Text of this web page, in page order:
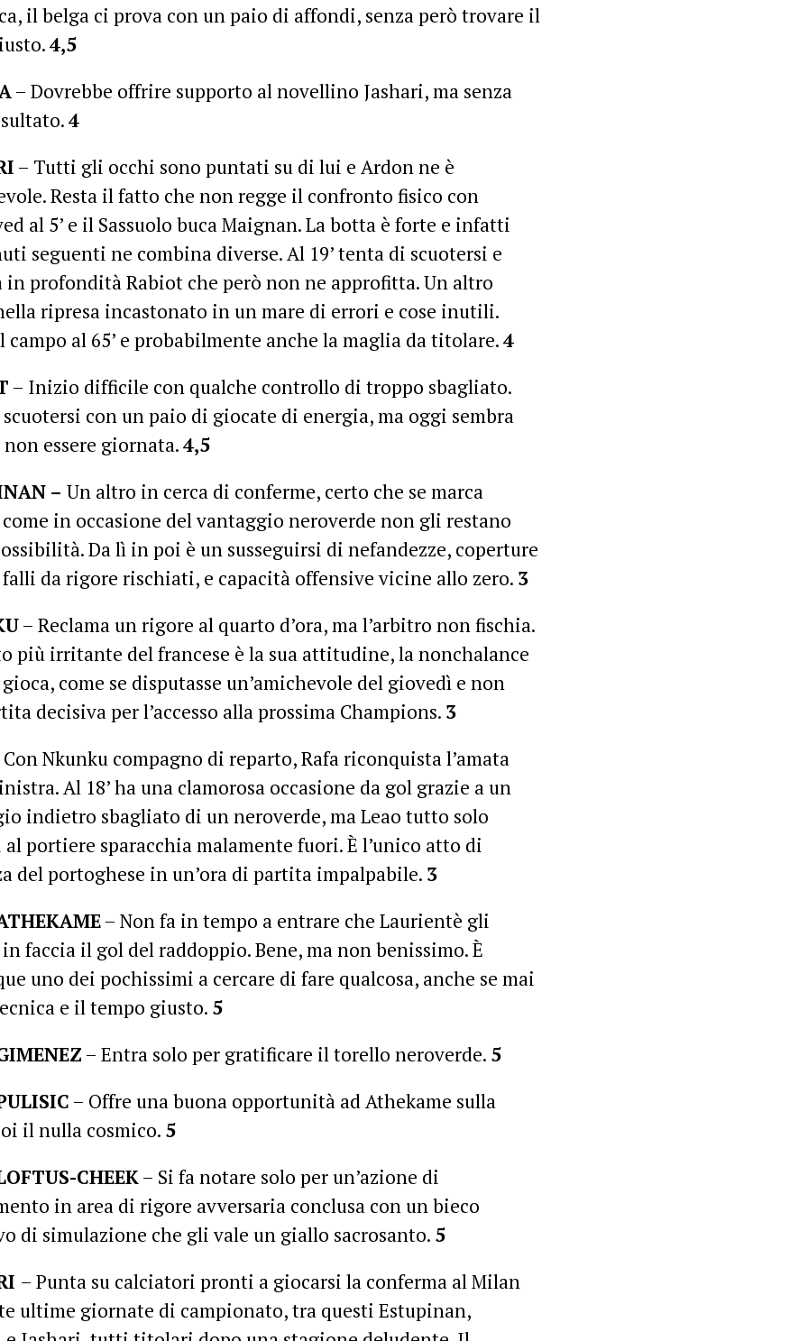
il belga ci prova con un paio di affondi, senza però trovare il
4,5
– Dovrebbe offrire supporto al novellino Jashari, ma senza
4
– Tutti gli occhi sono puntati su di lui e Ardon ne è
Resta il fatto che non regge il confronto fisico con
al 5’ e il Sassuolo buca Maignan. La botta è forte e infatti
seguenti ne combina diverse. Al 19’ tenta di scuotersi e
in profondità Rabiot che però non ne approfitta. Un altro
ripresa incastonato in un mare di errori e cose inutili.
campo al 65’ e probabilmente anche la maglia da titolare.4
– Inizio difficile con qualche controllo di troppo sbagliato.
scuotersi con un paio di giocate di energia, ma oggi sembra
essere giornata.4,5
– Un altro in cerca di conferme, certo che se marca
in occasione del vantaggio neroverde non gli restano
Da lì in poi è un susseguirsi di nefandezze, coperture
da rigore rischiati, e capacità offensive vicine allo zero. 3
– Reclama un rigore al quarto d’ora, ma l’arbitro non fischia.
più irritante del francese è la sua attitudine, la nonchalance
come se disputasse un’amichevole del giovedì e non
decisiva per l’accesso alla prossima Champions. 3
Nkunku compagno di reparto, Rafa riconquista l’amata
Al 18’ ha una clamorosa occasione da gol grazie a un
indietro sbagliato di un neroverde, ma Leao tutto solo
portiere sparacchia malamente fuori. È l’unico atto di
del portoghese in un’ora di partita impalpabile. 3
– Non fa in tempo a entrare che Laurientè gli
faccia il gol del raddoppio. Bene, ma non benissimo. È
uno dei pochissimi a cercare di fare qualcosa, anche se mai
e il tempo giusto. 5
– Entra solo per gratificare il torello neroverde. 5
– Offre una buona opportunità ad Athekame sulla
il nulla cosmico. 5
CHEEK– Si fa notare solo per un’azione di
in area di rigore avversaria conclusa con un bieco
di simulazione che gli vale un giallo sacrosanto. 5
– Punta su calciatori pronti a giocarsi la conferma al Milan
ultime giornate di campionato, tra questi Estupinan,